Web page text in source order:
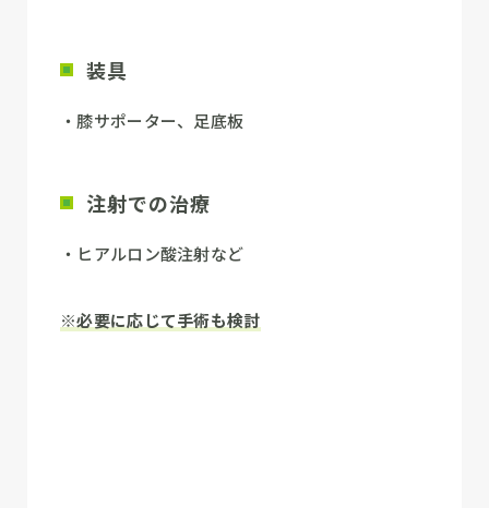
装具
・膝サポーター、足底板
注射での治療
・ヒアルロン酸注射など
※必要に応じて手術も検討